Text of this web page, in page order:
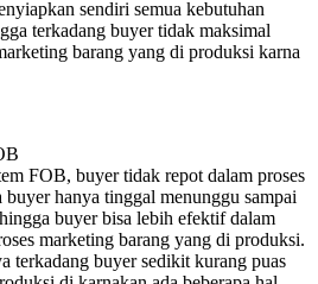
sendiri semua kebutuhan
terkadang buyer tidak maksimal
barang yang di produksi karna
FOB, buyer tidak repot dalam proses
buyer hanya tinggal menunggu sampai
buyer bisa lebih efektif dalam
marketing barang yang di produksi.
terkadang buyer sedikit kurang puas